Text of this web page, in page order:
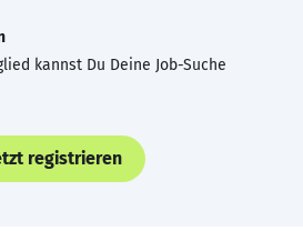
kannst Du Deine Job-Suche
registrieren